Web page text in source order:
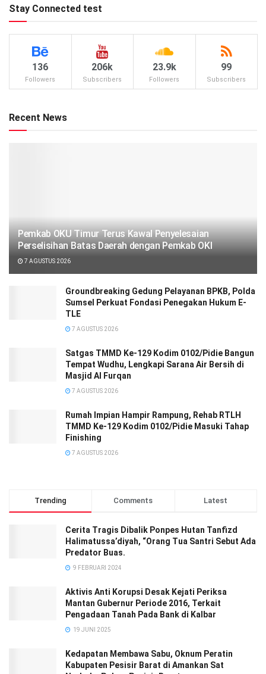
Stay Connected test
136
Followers
206k
Subscribers
23.9k
Followers
99
Subscribers
Recent News
Pemkab OKU Timur Terus Kawal Penyelesaian
Perselisihan Batas Daerah dengan Pemkab OKI
7 AGUSTUS 2026
Groundbreaking Gedung Pelayanan BPKB, Polda
Sumsel Perkuat Fondasi Penegakan Hukum E-
TLE
7 AGUSTUS 2026
Satgas TMMD Ke-129 Kodim 0102/Pidie Bangun
Tempat Wudhu, Lengkapi Sarana Air Bersih di
Masjid Al Furqan
7 AGUSTUS 2026
Rumah Impian Hampir Rampung, Rehab RTLH
TMMD Ke-129 Kodim 0102/Pidie Masuki Tahap
Finishing
7 AGUSTUS 2026
Trending Comments Latest
Cerita Tragis Dibalik Ponpes Hutan Tanfizd
Halimatussa’diyah, “Orang Tua Santri Sebut Ada
Predator Buas.
9 FEBRUARI 2024
Aktivis Anti Korupsi Desak Kejati Periksa
Mantan Gubernur Periode 2016, Terkait
Pengadaan Tanah Pada Bank di Kalbar
19 JUNI 2025
Kedapatan Membawa Sabu, Oknum Peratin
Kabupaten Pesisir Barat di Amankan Sat